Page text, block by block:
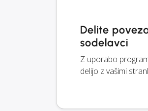
Delite
sodelavci
Z uporabo
delijo z vašimi